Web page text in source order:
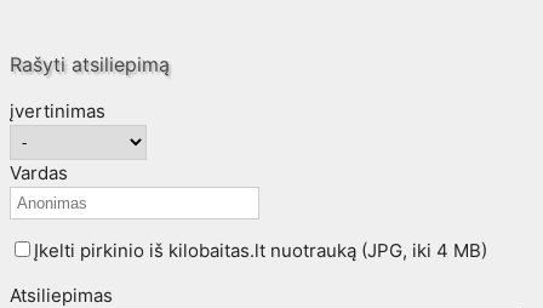
Rašyti atsiliepimą
įvertinimas
Vardas
Įkelti pirkinio iš kilobaitas.lt nuotrauką (JPG, iki 4 MB)
Atsiliepimas